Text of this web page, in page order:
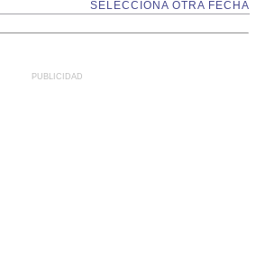
SELECCIONA OTRA FECHA
PUBLICIDAD